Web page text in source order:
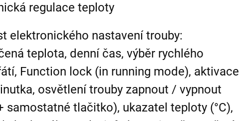
regulace teploty
elektronického nastavení trouby:
teplota, denní čas, výběr rychlého
Function lock (in running mode), aktivace
osvětlení trouby zapnout / vypnout
samostatné tlačitko), ukazatel teploty (°C),